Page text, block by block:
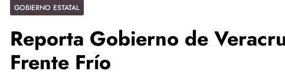
GOBIERNO ESTATAL
Reporta Gobierno de
Frente Frío